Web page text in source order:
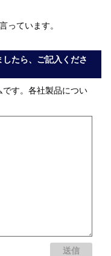
っています。
たら、ご記入くださ
です。各社製品につい